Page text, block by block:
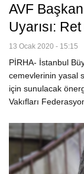
AVF
Uyarısı:
13 Ocak 2020 - 15:15
PİRHA- İstanbul
cemevlerinin yasal
için sunulacak
Vakıfları